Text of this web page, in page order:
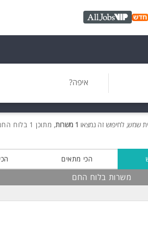
AllJobs VIP
איפה?
שמש, לחיפוש זה נמצאו 1 משרות , מתוכן 1 בלוח החם חינם!
הכי מתאים
משרות בלוח החם